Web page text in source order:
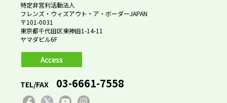
特定非営利活動法人
フレンズ・ウィズアウト・ア・ボーダーJAPAN
〒101-0031
東京都千代田区東神田1-14-11
ヤマダビル6F
TEL/FAX 03-6661-7558